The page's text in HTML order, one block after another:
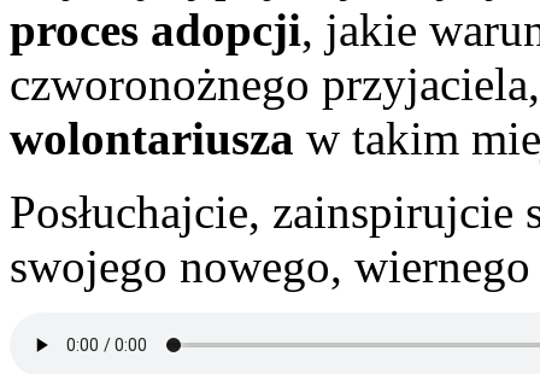
proces adopcji, jakie
czworonożnego
wolontariusza w takim
Posłuchajcie,
swojego nowego,